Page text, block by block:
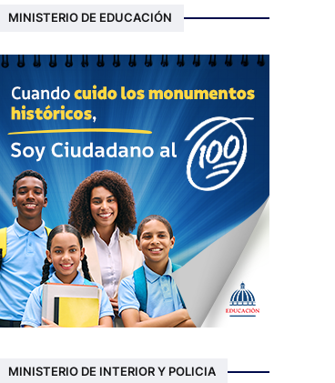
MINISTERIO DE EDUCACIÓN
MINISTERIO DE INTERIOR Y POLICIA